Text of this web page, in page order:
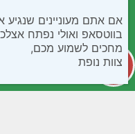
אם אתם מעוניינים שנגיע
בווטסאפ ואולי נפתח
מחכים לשמוע מכם,
צוות נופת